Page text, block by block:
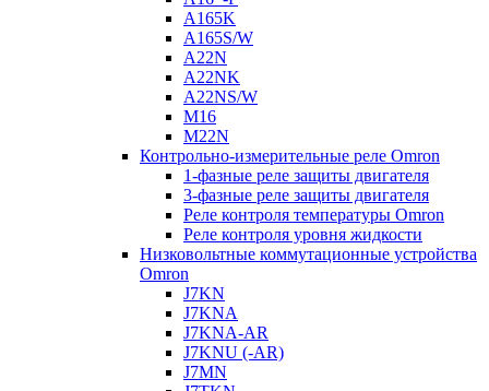
A165K
A165S/W
A22N
A22NK
A22NS/W
M16
M22N
Контрольно-измерительные реле Omron
1-фазные реле защиты двигателя
3-фазные реле защиты двигателя
Реле контроля температуры Omron
Реле контроля уровня жидкости
Низковольтные коммутационные устройства
Omron
J7KN
J7KNA
J7KNA-AR
J7KNU (-AR)
J7MN